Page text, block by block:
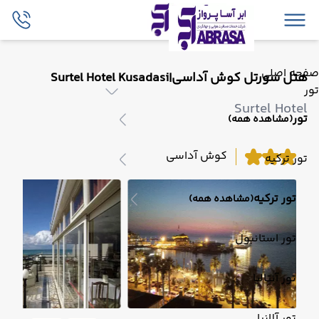
صفحه اصلی
تور
تور(مشاهده همه)
تور ترکیه
تور ترکیه(مشاهده همه)
تور استانبول
تور آنتالیا
هتل سورتل کوش آداسی|Surtel Hotel Kusadasi
Surtel Hotel
کوش آداسی